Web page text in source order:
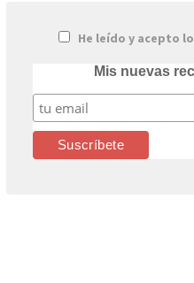
He leído y acepto
Mis nuevas